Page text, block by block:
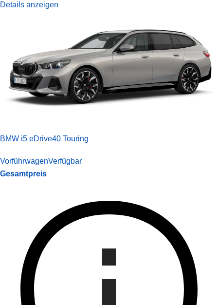
Details anzeigen
BMW i5 eDrive40 Touring
VorführwagenVerfügbar
Gesamtpreis